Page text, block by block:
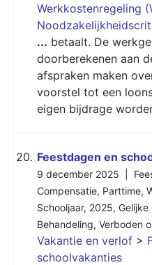
Werkkostenregeling
... betaalt. De
doorberekenen aan
afspraken maken
voorstel tot een
eigen bijdrage
20. Feestdagen en
9 december 2025 |
Compensatie, Parttime,
Schooljaar, 2025, Gelijke
Behandeling, Verboden
Vakantie en verlof >
schoolvakanties